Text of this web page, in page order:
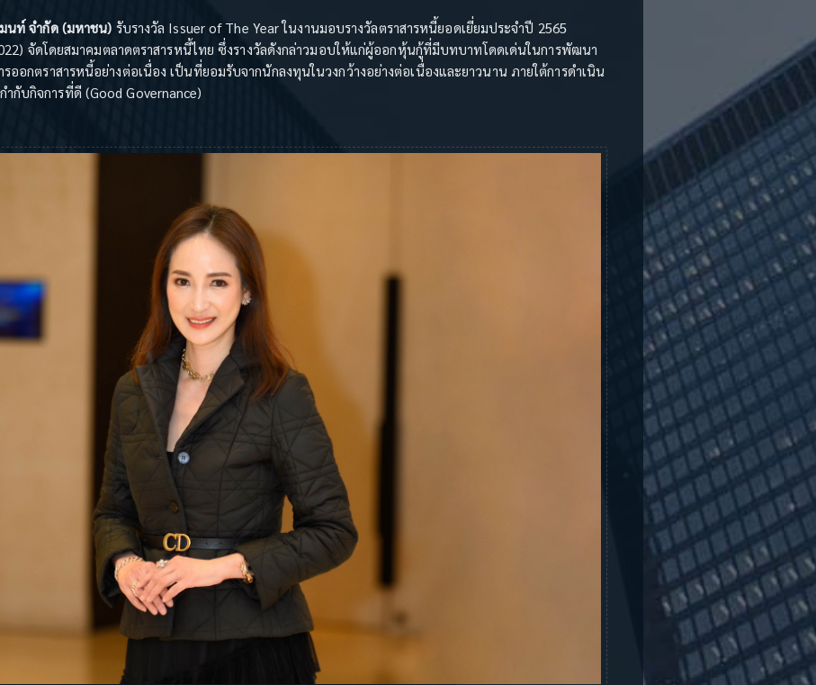
นท์ จำกัด (มหาชน) รับรางวัล Issuer of The Year ในงานมอบรางวัลตราสารหนี้ยอดเยี่ยมประจำปี 2565
จัดโดยสมาคมตลาดตราสารหนี้ไทย ซึ่งรางวัลดังกล่าวมอบให้แก่ผู้ออกหุ้นกู้ที่มีบทบาทโดดเด่นในการพัฒนา
ออกตราสารหนี้อย่างต่อเนื่อง เป็นที่ยอมรับจากนักลงทุนในวงกว้างอย่างต่อเนื่องและยาวนาน ภายใต้การดำเนิน
กับกิจการที่ดี (Good Governance)